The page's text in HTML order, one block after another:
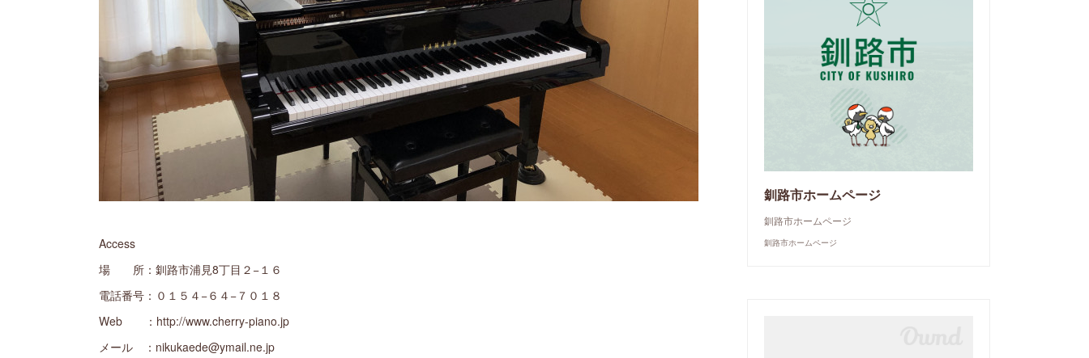
Access
場 所：釧路市浦見8丁目２−１６
電話番号：０１５４−６４−７０１８
Web ：http://www.cherry-piano.jp
メール ：nikukaede@ymail.ne.jp
釧路市ホームページ
釧路市ホームページ
釧路市ホームページ